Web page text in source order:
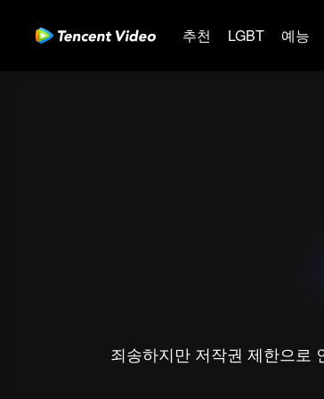
추천 LGBT 예능
죄송하지만 저작권 제한으로